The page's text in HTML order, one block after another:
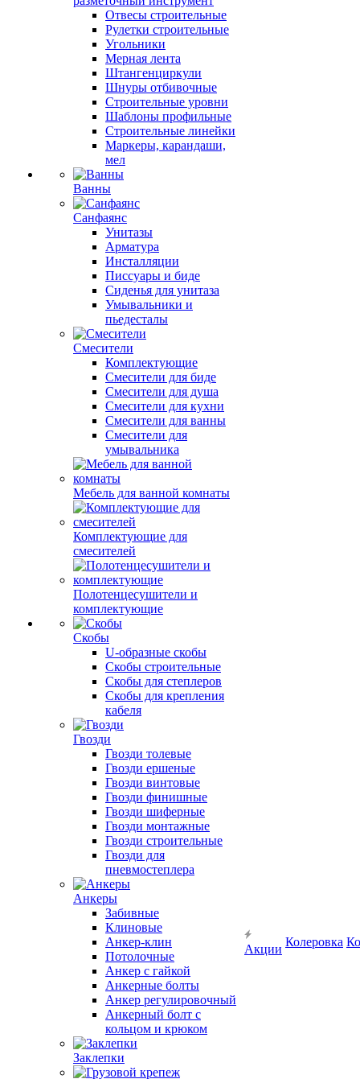
Отвесы строительные
Рулетки строительные
Угольники
Мерная лента
Штангенциркули
Шнуры отбивочные
Строительные уровни
Шаблоны профильные
Строительные линейки
Маркеры, карандаши,
мел
Ванны
Санфаянс
Унитазы
Арматура
Инсталляции
Писсуары и биде
Сиденья для унитаза
Умывальники и
пьедесталы
Смесители
Комплектующие
Смесители для биде
Смесители для душа
Смесители для кухни
Смесители для ванны
Смесители для
умывальника
Мебель для ванной комнаты
Комплектующие для
смесителей
Полотенцесушители и
комплектующие
Скобы
U-образные скобы
Скобы строительные
Скобы для степлеров
Скобы для крепления
кабеля
Гвозди
Гвозди толевые
Гвозди ершеные
Гвозди винтовые
Гвозди финишные
Гвозди шиферные
Гвозди монтажные
Гвозди строительные
Гвозди для
пневмостеплера
Анкеры
Забивные
Клиновые
Анкер-клин
Потолочные
Анкер с гайкой
Анкерные болты
Анкер регулировочный
Анкерный болт с
кольцом и крюком
Заклепки
Акции
Колеровка